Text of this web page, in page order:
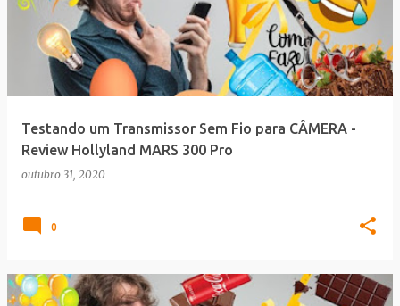
Testando um Transmissor Sem Fio para CÂMERA -
Review Hollyland MARS 300 Pro
outubro 31, 2020
0